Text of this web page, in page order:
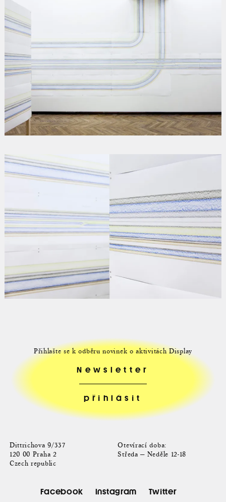
Dittrichova 9/337
120 00 Praha 2
Czech republic
Otevírací doba:
Středa — Neděle 12-18
Facebook Instagram Twitter
Přihlašte se k odběru novinek o aktivitách Display
Newsletter